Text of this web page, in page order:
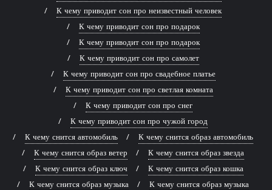
К чему приводит сон про неизвестный человек
К чему приводит сон про подарок
К чему приводит сон про подарок
К чему приводит сон про самолет
К чему приводит сон про свадебное платье
К чему приводит сон про светлая комната
К чему приводит сон про снег
К чему приводит сон про чужой город
К чему снится автомобиль
К чему снится образ автомобиль
К чему снится образ ветер
К чему снится образ звезда
К чему снится образ ключ
К чему снится образ кошка
К чему снится образ музыка
К чему снится образ музыка